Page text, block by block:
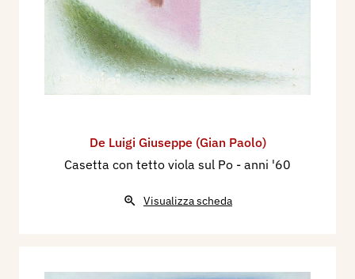
De Luigi Giuseppe (Gian Paolo)
Casetta con tetto viola sul Po - anni '60
Visualizza scheda